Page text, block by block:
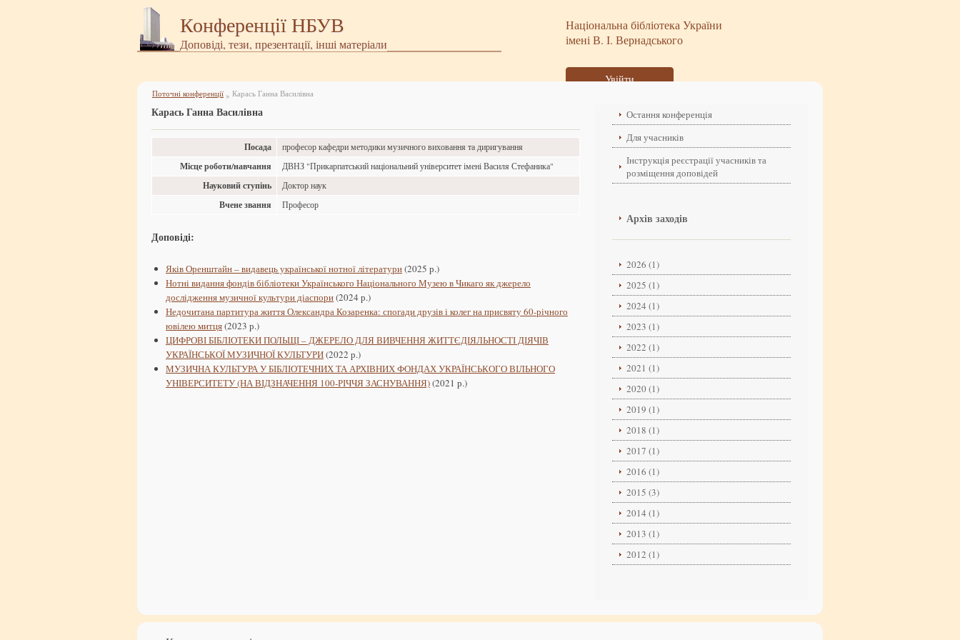
Конференції НБУВ
Доповіді, тези, презентації, інші матеріали
Національна бібліотека України
імені В. І. Вернадського
Увійти
Поточні конференції » Карась Ганна Василівна
Карась Ганна Василівна
Посада професор кафедри методики музичного виховання та диригування
Місце роботи/навчання ДВНЗ "Прикарпатський національний університет імені Василя Стефаника"
Науковий ступінь Доктор наук
Вчене звання Професор
Доповіді:
Яків Оренштайн – видавець української нотної літератури(2025 р.)
Нотні видання фондів бібліотеки Українського Національного Музею в Чикаго як джерело
дослідження музичної культури діаспори(2024 р.)
Недочитана партитура життя Олександра Козаренка: спогади друзів і колег на присвяту 60-річного
ювілею митця(2023 р.)
ЦИФРОВІ БІБЛІОТЕКИ ПОЛЬЩІ – ДЖЕРЕЛО ДЛЯ ВИВЧЕННЯ ЖИТТЄДІЯЛЬНОСТІ ДІЯЧІВ
УКРАЇНСЬКОЇ МУЗИЧНОЇ КУЛЬТУРИ(2022 р.)
МУЗИЧНА КУЛЬТУРА У БІБЛІОТЕЧНИХ ТА АРХІВНИХ ФОНДАХ УКРАЇНСЬКОГО ВІЛЬНОГО
УНІВЕРСИТЕТУ (НА ВІДЗНАЧЕННЯ 100-РІЧЧЯ ЗАСНУВАННЯ)(2021 р.)
Остання конференція
Для учасників
Інструкція реєстрації учасників та
розміщення доповідей
Архів заходів
2026 (1)
2025 (1)
2024 (1)
2023 (1)
2022 (1)
2021 (1)
2020 (1)
2019 (1)
2018 (1)
2017 (1)
2016 (1)
2015 (3)
2014 (1)
2013 (1)
2012 (1)